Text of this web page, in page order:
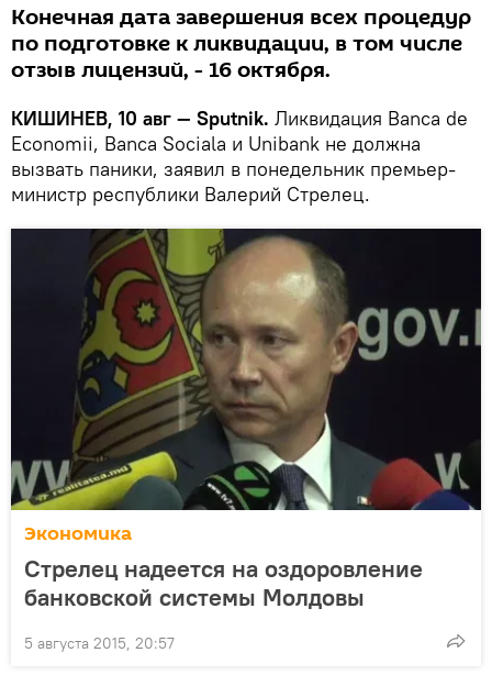
Конечная дата завершения всех процедур
по подготовке к ликвидации, в том числе
отзыв лицензий, - 16 октября.
КИШИНЕВ, 10 авг — Sputnik. Ликвидация Bаncа de
Economii, Bаncа Socialа и Unibank не должна
вызвать паники, заявил в понедельник премьер-
министр республики Валерий Стрелец.
Экономика
Стрелец надеется на оздоровление
банковской системы Молдовы
5 августа 2015, 20:57